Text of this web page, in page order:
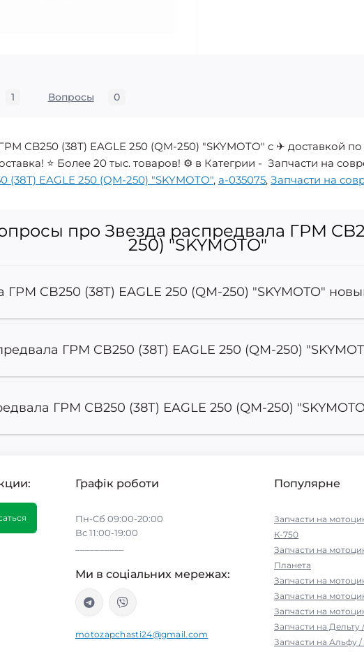
1 Вопросы 0
CB250 (38Т) EAGLE 250 (QM-250) "SKYMOTO" с ✈ доставкой
⭐ Более 20 тыс. товаров! ⚙️ в Категрии - Запчасти на
EAGLE 250 (QM-250) "SKYMOTO", a-035075, Запчасти на
про Звезда распредвала ГРМ
250) "SKYMOTO"
CB250 (38Т) EAGLE 250 (QM-250) "SKYMOTO"
ГРМ CB250 (38Т) EAGLE 250 (QM-250)
ГРМ CB250 (38Т) EAGLE 250 (QM-250)
Графік роботи
Пн-Сб 09:00-20:00
Вс 11:00-19:00
Ми в соціальних мережах:
motozapchasti24@gmail.com
Популярне
Запчасти на
К-750
Запчасти на
Планета
Запчасти на
Запчасти на
Запчасти на
Запчасти на Дельту
Запчасти на Альфу /